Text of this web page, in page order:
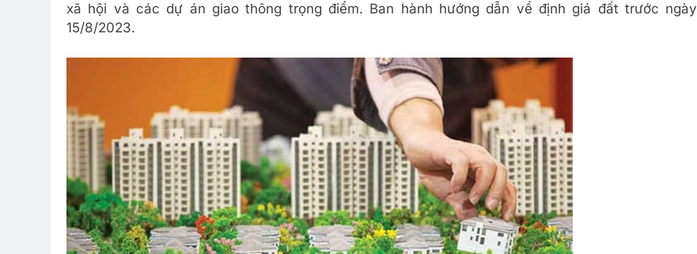
xã hội và các dự án giao thông trọng điểm. Ban hành hướng dẫn về định giá đất trước ngày
15/8/2023.